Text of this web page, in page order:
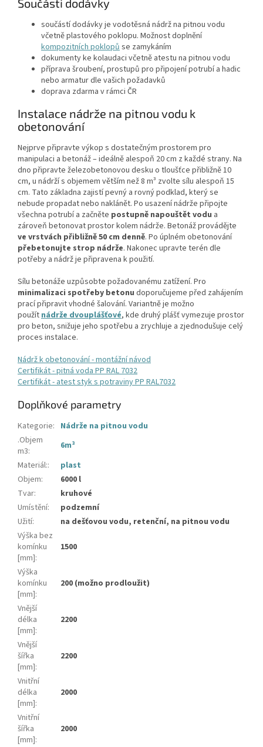
Součásti dodávky
součástí dodávky je vodotěsná nádrž na pitnou vodu
včetně plastového poklopu. Možnost doplnění
kompozitních poklopů se zamykáním
dokumenty ke kolaudaci včetně atestu na pitnou vodu
příprava šroubení, prostupů pro připojení potrubí a hadic
nebo armatur dle vašich požadavků
doprava zdarma v rámci ČR
Instalace nádrže na pitnou vodu k
obetonování
Nejprve připravte výkop s dostatečným prostorem pro
manipulaci a betonáž – ideálně alespoň 20 cm z každé strany. Na
dno připravte železobetonovou desku o tloušťce přibližně 10
cm, u nádrží s objemem větším než 8 m³ zvolte sílu alespoň 15
cm. Tato základna zajistí pevný a rovný podklad, který se
nebude propadat nebo naklánět. Po usazení nádrže připojte
všechna potrubí a začněte postupně napouštět vodu a
zároveň betonovat prostor kolem nádrže. Betonáž provádějte
ve vrstvách přibližně 50 cm denně. Po úplném obetonování
přebetonujte strop nádrže. Nakonec upravte terén dle
potřeby a nádrž je připravena k použití.
Sílu betonáže uzpůsobte požadovanému zatížení. Pro
minimalizaci spotřeby betonu doporučujeme před zahájením
prací připravit vhodné šalování. Variantně je možno
použít nádrže dvouplášťové, kde druhý plášť vymezuje prostor
pro beton, snižuje jeho spotřebu a zrychluje a zjednodušuje celý
proces instalace.
Nádrž k obetonování - montážní návod
Certifikát - pitná voda PP RAL 7032
Certifikát - atest styk s potraviny PP RAL7032
Doplňkové parametry
Kategorie: Nádrže na pitnou vodu
.Objem
m3:
6m³
Materiál::
plast
Objem:
6000 l
Tvar:
kruhové
Umístění:
podzemní
Užití:
na dešťovou vodu, retenční, na pitnou vodu
Výška bez
komínku
[mm]:
1500
Výška
komínku
[mm]:
200 (možno prodloužit)
Vnější
délka
[mm]:
2200
Vnější
šířka
[mm]:
2200
Vnitřní
délka
[mm]:
2000
Vnitřní
šířka
[mm]:
2000